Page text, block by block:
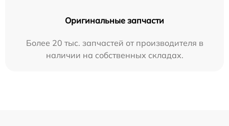
Оригинальные запчасти
Более 20 тыс. запчастей от производителя в
наличии на собственных складах.